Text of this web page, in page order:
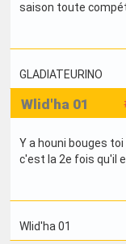
saison toute
GLADIATEURINO
Wlid'ha 01
Y a houni bouges toi
c'est la 2e fois qu'il
Wlid'ha 01